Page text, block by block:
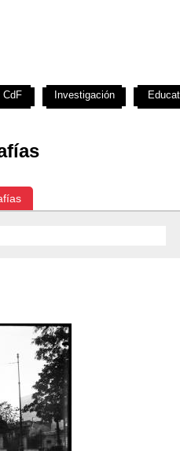
CdF Investigación